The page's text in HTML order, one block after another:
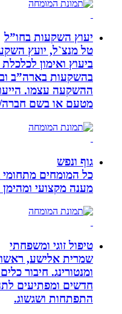
יעוץ השקעות בחו”ל
טל מנצ`ל, יועץ השקעות
ביעוץ ואימון לכלכלת
בהשקעות בארה”ב
ההשקעה עצמו. הייעוץ
מטעם או בשם חברה/יזם
גוף ונפש
כל המומחים מתחומי גוף
מענה מקצועי ומהימן
טיפול זוגי ומשפחתי
שמרית אלישע, ראשון
ומנטורינג. חיבור כלים
חדשים ומפתיעים
התפתחות ושגשוג.